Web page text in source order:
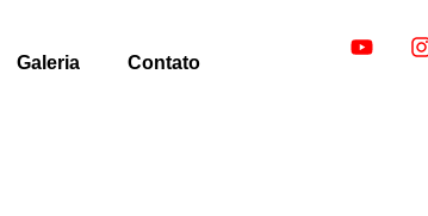
Galeria Contato